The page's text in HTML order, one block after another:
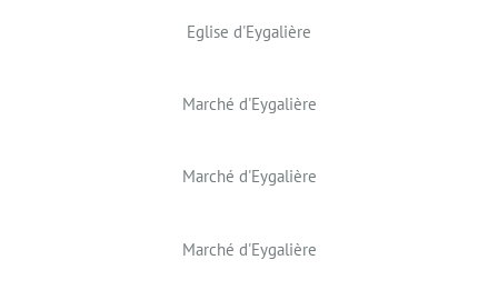
Eglise d'Eygalière
Marché d'Eygalière
Marché d'Eygalière
Marché d'Eygalière